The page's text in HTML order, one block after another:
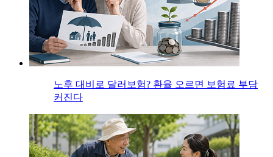
노후 대비로 달러보험? 환율 오르면 보험료 부담
커진다